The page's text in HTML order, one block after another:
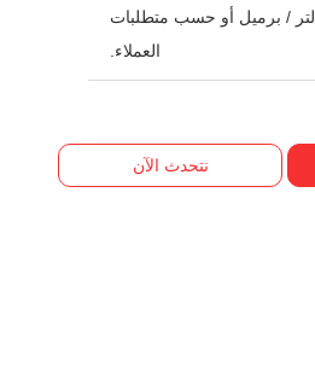
200 لتر / برميل أو حسب متطلبات
العملاء.
نتحدث الآن